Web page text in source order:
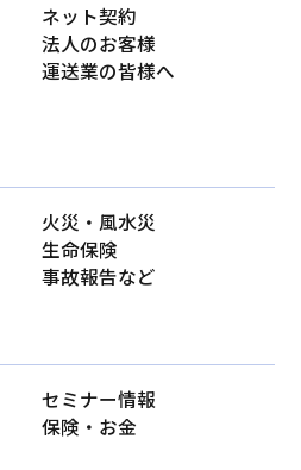
ネット契約
法人のお客様
運送業の皆様へ
火災・風水災
生命保険
事故報告など
セミナー情報
保険・お金